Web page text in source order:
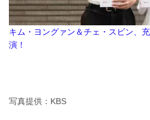
キム・ヨングァン＆チェ・スビン、
演！
写真提供：KBS